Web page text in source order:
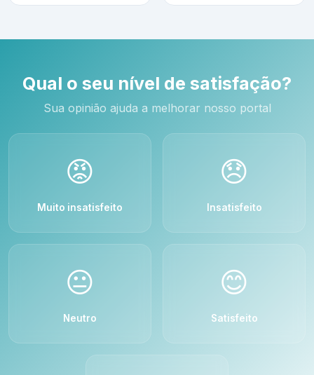
Qual o seu nível de satisfação?
Sua opinião ajuda a melhorar nosso portal
😡
Muito insatisfeito
😞
Insatisfeito
😐
Neutro
😊
Satisfeito